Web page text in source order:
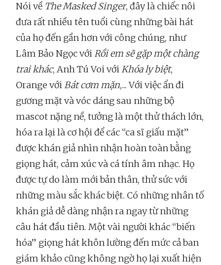
Nói về The Masked Singer, đây là chiếc nôi
đưa rất nhiều tên tuổi cùng những bài hát
của họ đến gần hơn với công chúng, như
Lâm Bảo Ngọc vớiRồi em sẽ gặp một chàng
trai khác, Anh Tú Voi vớiKhóa ly biệt,
Orange vớiBát cơm mặn,... Với việc ẩn đi
gương mặt và vóc dáng sau những bộ
mascot nặng nề, tưởng là một thử thách lớn,
hóa ra lại là cơ hội để các “ca sĩ giấu mặt”
được khán giả nhìn nhận hoàn toàn bằng
giọng hát, cảm xúc và cá tính âm nhạc. Họ
được tự do làm mới bản thân, thử sức với
những màu sắc khác biệt. Có những nhân tố
khán giả dễ dàng nhận ra ngay từ những
câu hát đầu tiên. Một vài người khác “biến
hóa” giọng hát khôn lường đến mức cả ban
giám khảo cũng không ngờ họ lại xuất hiện